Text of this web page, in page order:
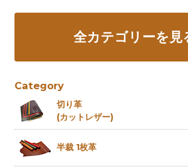
全カテゴリーを見
Category
切り革
(カットレザー)
半裁 1枚革